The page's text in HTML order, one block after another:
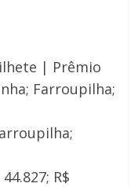
| Prêmio
Farroupilha;
R$